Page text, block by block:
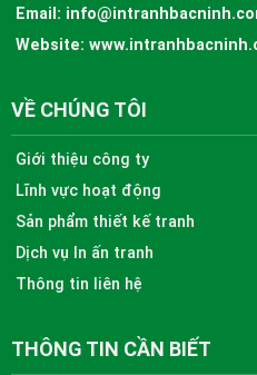
Email:
Website:
VỀ CHÚNG TÔI
Giới thiệu công ty
Lĩnh vực hoạt động
Sản phẩm thiết kế tranh
Dịch vụ In ấn tranh
Thông tin liên hệ
THÔNG TIN CẦN BIẾT